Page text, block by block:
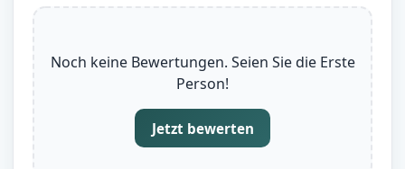
Noch keine Bewertungen. Seien Sie die Erste
Person!
Jetzt bewerten